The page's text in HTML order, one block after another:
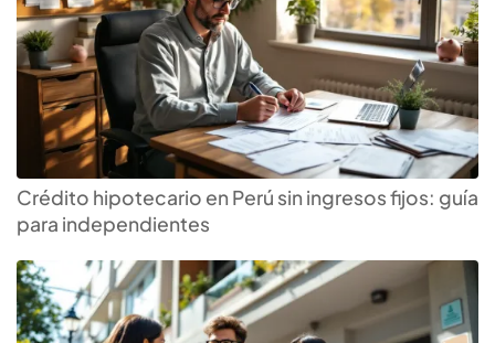
Crédito hipotecario en Perú sin ingresos fijos: guía
para independientes